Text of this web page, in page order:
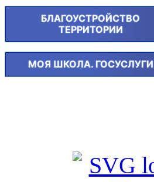
БЛАГОУСТРОЙСТВО
ТЕРРИТОРИИ
МОЯ ШКОЛА. ГОСУСЛУГИ